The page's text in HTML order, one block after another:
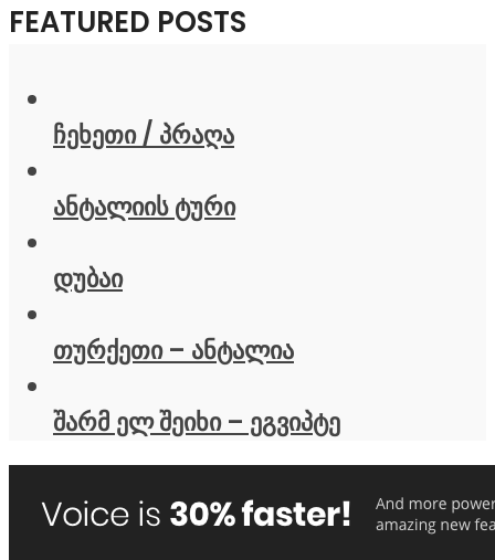
FEATURED POSTS
ჩეხეთი / პრაღა
ანტალიის ტური
დუბაი
თურქეთი – ანტალია
შარმ ელ შეიხი – ეგვიპტე